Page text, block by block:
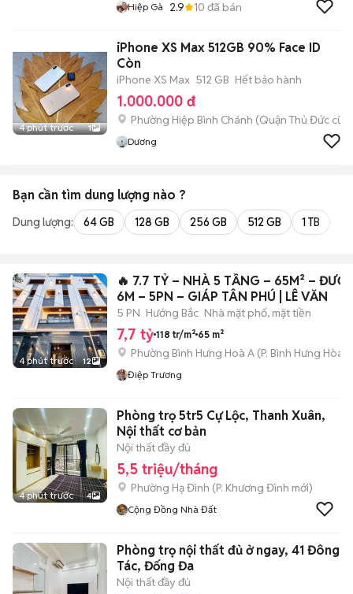
Hiệp Gà 2.9 10 đã bán
4 phút trước 1
iPhone XS Max 512GB 90% Face ID
Còn
iPhone XS Max 512 GB Hết bảo hành
1.000.000 đ
Phường Hiệp Bình Chánh (Quận Thủ Đức cũ)
Dương
Bạn cần tìm dung lượng nào ?
Dung lượng: 64 GB 128 GB 256 GB 512 GB 1 TB
4 phút trước 12
🔥 7.7 TỶ – NHÀ 5 TẦNG – 65M² –
6M – 5PN – GIÁP TÂN PHÚ | LÊ VĂN
5 PN Hướng Bắc Nhà mặt phố, mặt tiền
7,7 tỷ 118 tr/m² 65 m²
Phường Bình Hưng Hoà A (P. Bình Hưng Hòa
Điệp Trương
4 phút trước 4
Phòng trọ 5tr5 Cự Lộc, Thanh Xuân,
Nội thất cơ bản
Nội thất đầy đủ
5,5 triệu/tháng
Phường Hạ Đình (P. Khương Đình mới)
Cộng Đồng Nhà Đất
Phòng trọ nội thất đủ ở ngay, 41 Đông
Tác, Đống Đa
Nội thất đầy đủ